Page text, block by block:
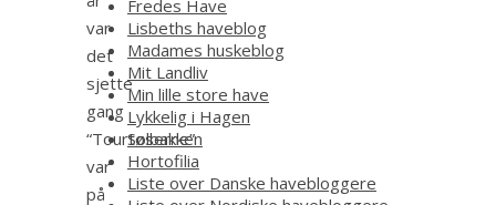
var
det
sjette
gang
“Tourtøserne”
var
på
Fredes Have
Lisbeths haveblog
Madames huskeblog
Mit Landliv
Min lille store have
Lykkelig i Hagen
Solbakken
Hortofilia
Liste over Danske havebloggere